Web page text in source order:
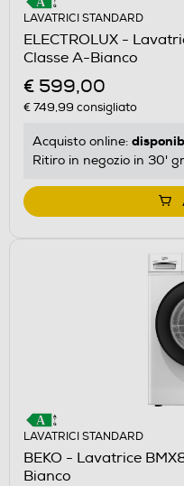
LAVATRICI STANDARD
ELECTROLUX -
Classe A-Bianco
€ 599,00
€ 749,99 consigliato
Acquisto online:
Ritiro in negozio in 30'
LAVATRICI STANDARD
BEKO - Lavatrice
Bianco